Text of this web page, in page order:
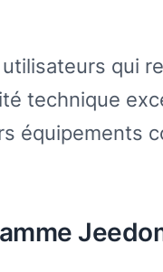
qui
technique
équipements